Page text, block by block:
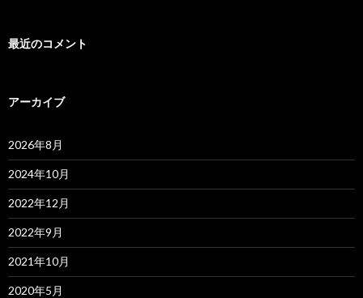
最近のコメント
アーカイブ
2026年8月
2024年10月
2022年12月
2022年9月
2021年10月
2020年5月